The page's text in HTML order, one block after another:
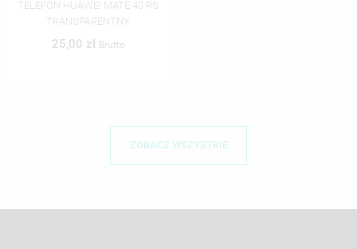
TELEFON HUAWEI MATE 40 RS
TRANSPARENTNY
25,00 zł Brutto
ZOBACZ WSZYSTKIE